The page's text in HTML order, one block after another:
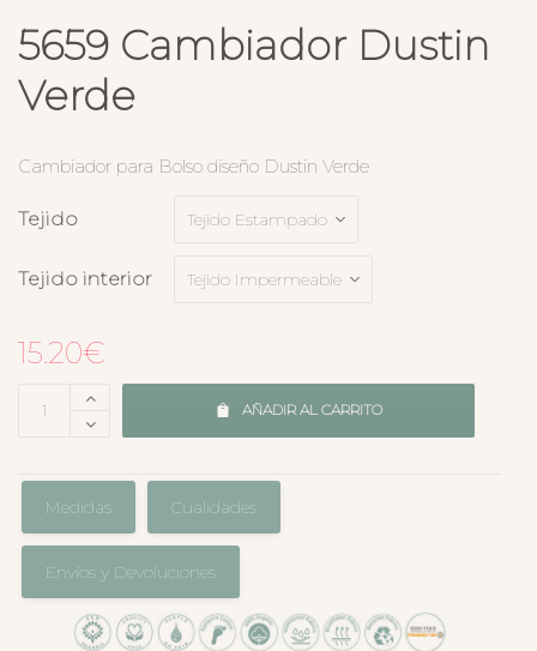
5659 Cambiador Dustin
Verde
Cambiador para Bolso diseño Dustin Verde
Tejido
Tejido interior
15.20€
AÑADIR AL CARRITO
Medidas Cualidades
Envíos y Devoluciones